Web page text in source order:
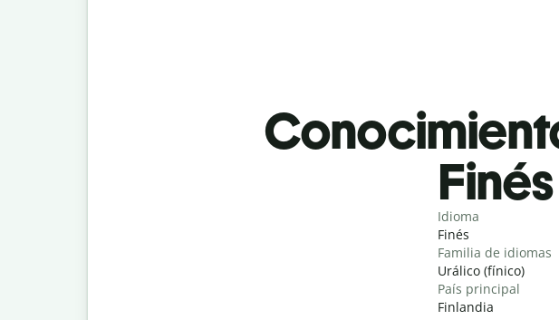
Idioma
Finés
Familia de idiomas
Urálico (fínico)
País principal
Finlandia